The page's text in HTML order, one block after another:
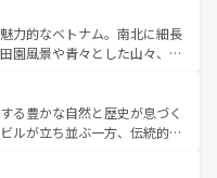
など、バラエティ豊かな料理
着の台湾情報は コンテンツ一覧を参
折々の自然美を楽しむことが
肉、絶品のストリートフード
待っている。夜には、韓国な
の多彩な魅力を心ゆくまで味
しい。 なお、新着の韓国情報はコンテンツ一
力的なベトナム。南北に細長
園風景や青々とした山々、世
く。ハノイの古い町並みやホ
代の建物も、独特の雰囲気を
エティの豊かさとおいしさで
ベトナムコーヒーなどは、ぜ
る豊かな自然と歴史が息づく
ルが立ち並ぶ一方、伝統的な
ではチェンマイなどの山岳地